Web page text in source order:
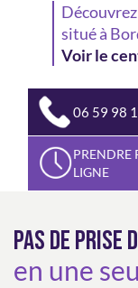
situé à
Voir le
06 59 98
PRENDRE
LIGNE
PAS DE PRISE
en une